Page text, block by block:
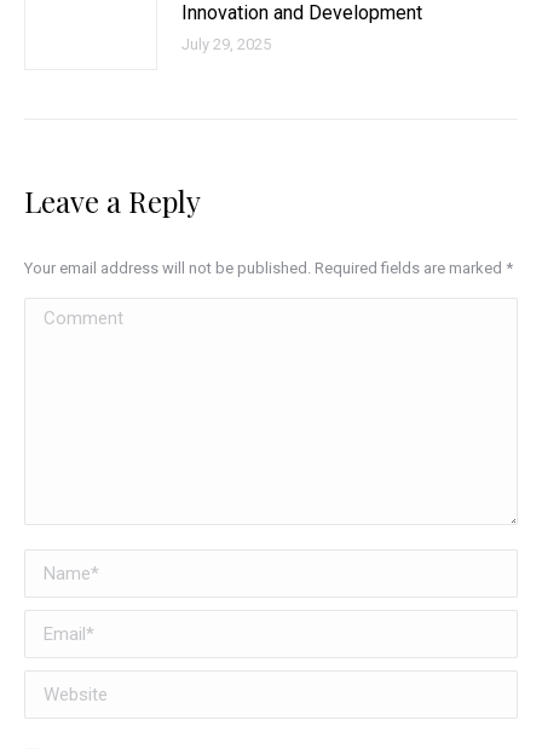
Innovation and Development
July 29, 2025
Leave a Reply
Your email address will not be published. Required fields are marked *
Comment
Name *
Email *
Website